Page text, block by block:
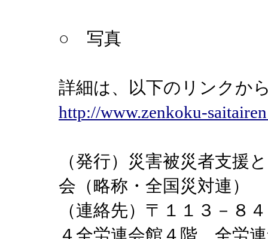
○ 写真
詳細は、以下のリンク
http://www.zenkoku-
（発行）災害被災者支援
会（略称・全国災対連）
（連絡先）〒１１３－
４全労連会館４階 全労